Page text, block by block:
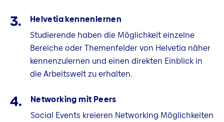
Helvetia kennenlernen
Studierende haben die Möglichkeit einzelne
Bereiche oder Themenfelder von Helvetia näher
kennenzulernen und einen direkten Einblick in
die Arbeitswelt zu erhalten.
Networking mit Peers
Social Events kreieren Networking Möglichkeiten